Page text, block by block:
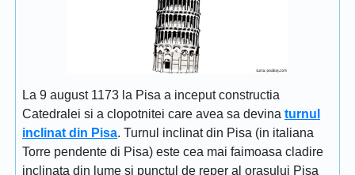
La 9 august 1173 la Pisa a inceput constructia
Catedralei si a clopotnitei care avea sa devina turnul
inclinat din Pisa. Turnul inclinat din Pisa (in italiana
Torre pendente di Pisa) este cea mai faimoasa cladire
inclinata din lume si punctul de reper al orasului Pisa